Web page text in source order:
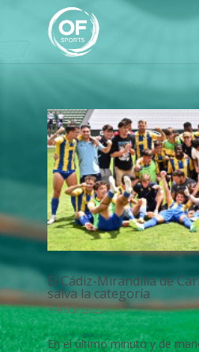
El Cádiz-Mirandilla de
salva la categoría
14/05/2023
En el último minuto y de